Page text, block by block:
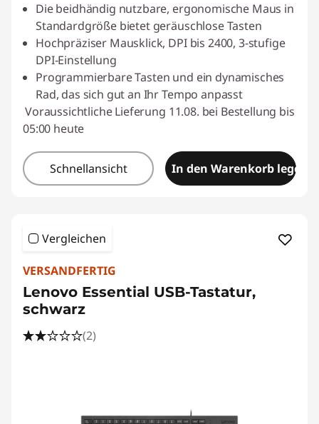
Die beidhändig nutzbare, ergonomische Maus in
Standardgröße bietet geräuschlose Tasten
Hochpräziser Mausklick, DPI bis 2400, 3-stufige
DPI-Einstellung
Programmierbare Tasten und ein dynamisches
Rad, das sich gut an Ihr Tempo anpasst
Voraussichtliche Lieferung 11.08. bei Bestellung bis
05:00 heute
Schnellansicht In den Warenkorb legen
Vergleichen
VERSANDFERTIG
Lenovo Essential USB-Tastatur,
schwarz
(2)